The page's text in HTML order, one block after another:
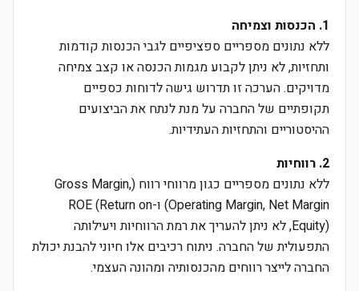
1. הכנסות וצמיחה
ללא נתונים מספריים ספציפיים לגבי הכנסות קודמות
ותחזיות, לא ניתן לקבוע מגמות הכנסה או קצב צמיחה
מדויקים. הערכה זו תדרוש גישה לדוחות כספיים
תקופתיים של החברה על מנת לנתח את הביצועים
ההיסטוריים והתחזיות העתידיות.
2. רווחיות
ללא נתונים מספריים כגון מרווחי רווח (Gross Margin,
Operating Margin, Net Margin) ו-ROE (Return on
Equity), לא ניתן להעריך את רמת הרווחיות ויעילותה
התפעולית של החברה. ניתוח רכיבים אלו חיוני להבנת יכולת
החברה לייצר רווחים מהכנסותיה ומהונה העצמי.